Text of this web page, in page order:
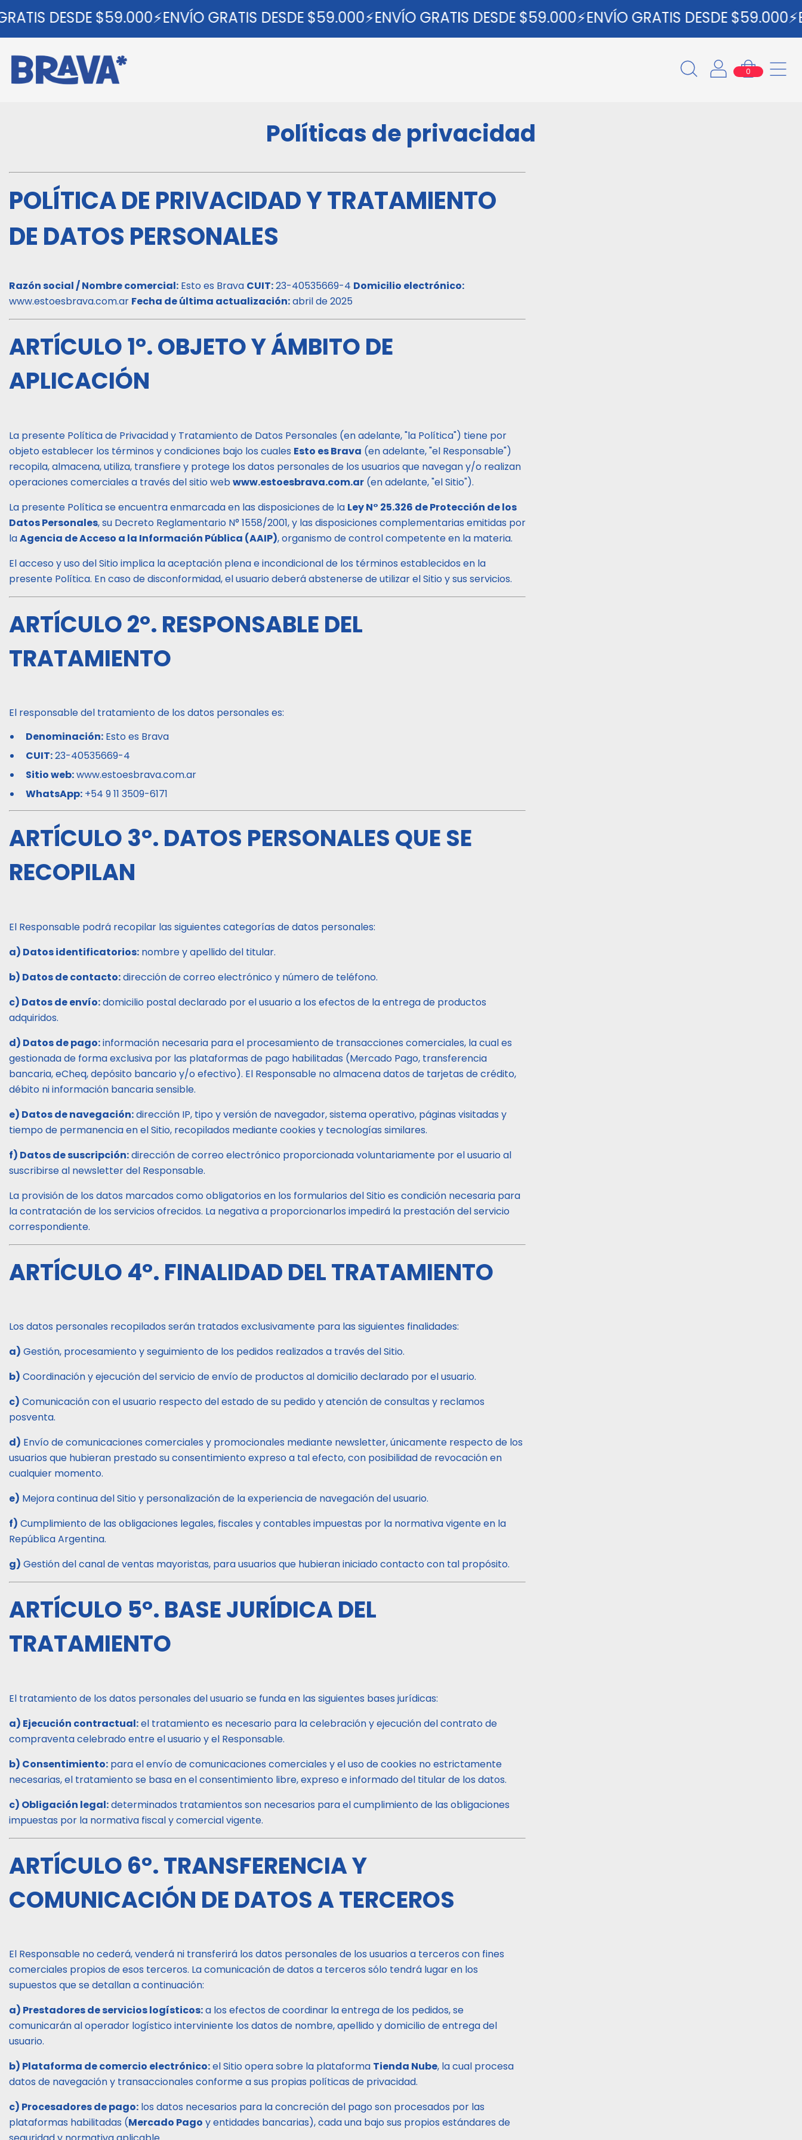
DESDE $59.000⚡ENVÍO GRATIS DESDE $59.000⚡ENVÍO GRATIS DESDE $59.000⚡ENVÍO GRATIS DESDE
0
Políticas de privacidad
POLÍTICA DE PRIVACIDAD Y TRATAMIENTO
DE DATOS PERSONALES
Razón social / Nombre comercial: Esto es Brava CUIT:23-40535669-4 Domicilio electrónico:
www.estoesbrava.com.ar Fecha de última actualización:abril de 2025
ARTÍCULO 1°. OBJETO Y ÁMBITO DE
APLICACIÓN
La presente Política de Privacidad y Tratamiento de Datos Personales (en adelante, "la Política") tiene por
objeto establecer los términos y condiciones bajo los cuales Esto es Brava (en adelante, "el Responsable")
recopila, almacena, utiliza, transfiere y protege los datos personales de los usuarios que navegan y/o realizan
operaciones comerciales a través del sitio web www.estoesbrava.com.ar (en adelante, "el Sitio").
La presente Política se encuentra enmarcada en las disposiciones de la Ley N° 25.326 de Protección de los
Datos Personales, su Decreto Reglamentario N° 1558/2001, y las disposiciones complementarias emitidas por
laAgencia de Acceso a la Información Pública (AAIP), organismo de control competente en la materia.
El acceso y uso del Sitio implica la aceptación plena e incondicional de los términos establecidos en la
presente Política. En caso de disconformidad, el usuario deberá abstenerse de utilizar el Sitio y sus servicios.
ARTÍCULO 2°. RESPONSABLE DEL
TRATAMIENTO
El responsable del tratamiento de los datos personales es:
Denominación: Esto es Brava
CUIT:23-40535669-4
Sitio web:www.estoesbrava.com.ar
WhatsApp: +54 9 11 3509-6171
ARTÍCULO 3°. DATOS PERSONALES QUE SE
RECOPILAN
El Responsable podrá recopilar las siguientes categorías de datos personales:
a) Datos identificatorios: nombre y apellido del titular.
b) Datos de contacto:dirección de correo electrónico y número de teléfono.
c) Datos de envío:domicilio postal declarado por el usuario a los efectos de la entrega de productos
adquiridos.
d) Datos de pago:información necesaria para el procesamiento de transacciones comerciales, la cual es
gestionada de forma exclusiva por las plataformas de pago habilitadas (Mercado Pago, transferencia
bancaria, eCheq, depósito bancario y/o efectivo). El Responsable no almacena datos de tarjetas de crédito,
débito ni información bancaria sensible.
e) Datos de navegación:dirección IP, tipo y versión de navegador, sistema operativo, páginas visitadas y
tiempo de permanencia en el Sitio, recopilados mediante cookies y tecnologías similares.
f) Datos de suscripción:dirección de correo electrónico proporcionada voluntariamente por el usuario al
suscribirse al newsletter del Responsable.
La provisión de los datos marcados como obligatorios en los formularios del Sitio es condición necesaria para
la contratación de los servicios ofrecidos. La negativa a proporcionarlos impedirá la prestación del servicio
correspondiente.
ARTÍCULO 4°. FINALIDAD DEL TRATAMIENTO
Los datos personales recopilados serán tratados exclusivamente para las siguientes finalidades:
a) Gestión, procesamiento y seguimiento de los pedidos realizados a través del Sitio.
b) Coordinación y ejecución del servicio de envío de productos al domicilio declarado por el usuario.
c) Comunicación con el usuario respecto del estado de su pedido y atención de consultas y reclamos
posventa.
d) Envío de comunicaciones comerciales y promocionales mediante newsletter, únicamente respecto de los
usuarios que hubieran prestado su consentimiento expreso a tal efecto, con posibilidad de revocación en
cualquier momento.
e) Mejora continua del Sitio y personalización de la experiencia de navegación del usuario.
f) Cumplimiento de las obligaciones legales, fiscales y contables impuestas por la normativa vigente en la
República Argentina.
g) Gestión del canal de ventas mayoristas, para usuarios que hubieran iniciado contacto con tal propósito.
ARTÍCULO 5°. BASE JURÍDICA DEL
TRATAMIENTO
El tratamiento de los datos personales del usuario se funda en las siguientes bases jurídicas:
a) Ejecución contractual:el tratamiento es necesario para la celebración y ejecución del contrato de
compraventa celebrado entre el usuario y el Responsable.
b) Consentimiento: para el envío de comunicaciones comerciales y el uso de cookies no estrictamente
necesarias, el tratamiento se basa en el consentimiento libre, expreso e informado del titular de los datos.
c) Obligación legal:determinados tratamientos son necesarios para el cumplimiento de las obligaciones
impuestas por la normativa fiscal y comercial vigente.
ARTÍCULO 6°. TRANSFERENCIA Y
COMUNICACIÓN DE DATOS A TERCEROS
El Responsable no cederá, venderá ni transferirá los datos personales de los usuarios a terceros con fines
comerciales propios de esos terceros. La comunicación de datos a terceros sólo tendrá lugar en los
supuestos que se detallan a continuación:
a) Prestadores de servicios logísticos:a los efectos de coordinar la entrega de los pedidos, se
comunicarán al operador logístico interviniente los datos de nombre, apellido y domicilio de entrega del
usuario.
b) Plataforma de comercio electrónico:el Sitio opera sobre la plataforma Tienda Nube, la cual procesa
datos de navegación y transaccionales conforme a sus propias políticas de privacidad.
c) Procesadores de pago: los datos necesarios para la concreción del pago son procesados por las
plataformas habilitadas (Mercado Pago y entidades bancarias), cada una bajo sus propios estándares de